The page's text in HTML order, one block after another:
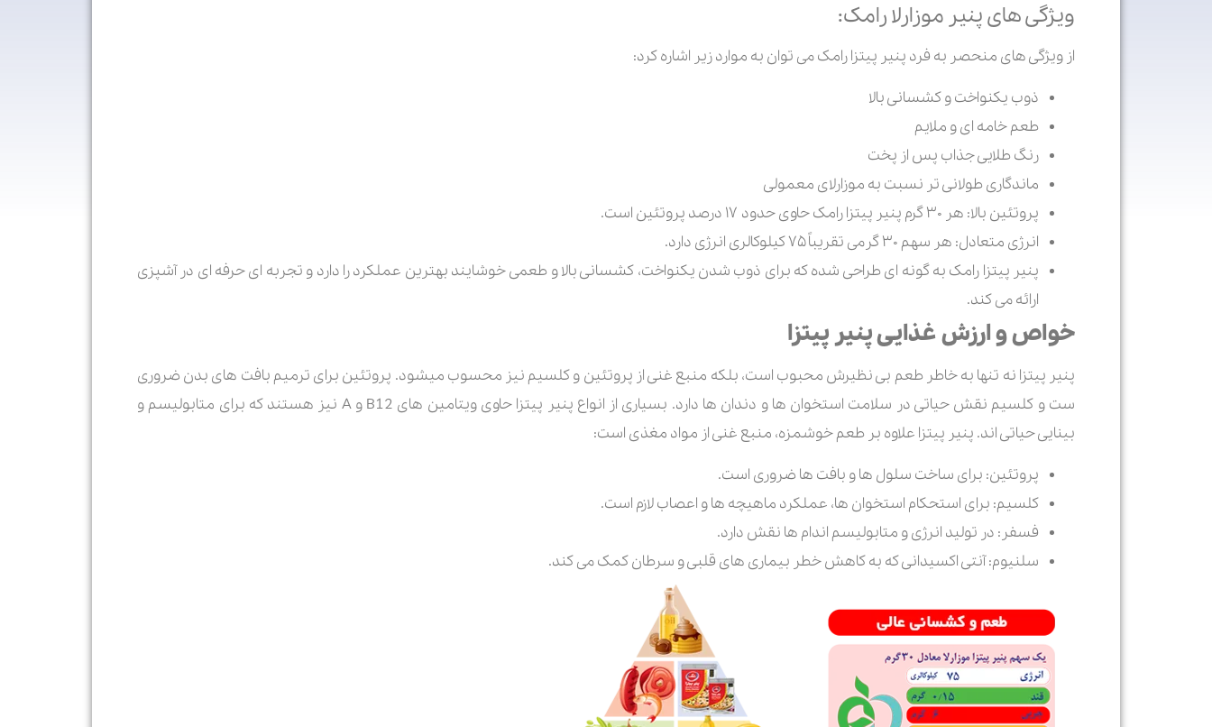
ویژگی های پنیر موزارلا رامک:
از ویژگی های منحصر به فرد پنیر پیتزا رامک می توان به موارد زیر اشاره کرد:
ذوب یکنواخت و کشسانی بالا
طعم خامه ای و ملایم
رنگ طلایی جذاب پس از پخت
ماندگاری طولانی تر نسبت به موزارلای معمولی
پروتئین بالا: هر ۳۰ گرم پنیر پیتزا رامک حاوی حدود ۱۷ درصد پروتئین است.
انرژی متعادل: هر سهم ۳۰ گرمی تقریباً ۷۵ کیلوکالری انرژی دارد.
پنیر پیتزا رامک به گونه ای طراحی شده که برای ذوب شدن یکنواخت، کشسانی بالا و طعمی خوشایند بهترین عملکرد را دارد و تجربه ای حرفه ای در آشپزی
ارائه می کند.
خواص و ارزش غذایی پنیر پیتزا
پنیر پیتزا نه تنها به خاطر طعم بی نظیرش محبوب است، بلکه منبع غنی از پروتئین و کلسیم نیز محسوب می‎شود. پروتئین برای ترمیم بافت های بدن ضروری
ست و کلسیم نقش حیاتی در سلامت استخوان ها و دندان ها دارد. بسیاری از انواع پنیر پیتزا حاوی ویتامین های B12 و A نیز هستند که برای متابولیسم و
بینایی حیاتی اند. پنیر پیتزا علاوه بر طعم خوشمزه، منبع غنی از مواد مغذی است:
پروتئین: برای ساخت سلول ها و بافت ها ضروری است.
کلسیم: برای استحکام استخوان ها، عملکرد ماهیچه ها و اعصاب لازم است.
فسفر: در تولید انرژی و متابولیسم اندام ها نقش دارد.
سلنیوم: آنتی اکسیدانی که به کاهش خطر بیماری های قلبی و سرطان کمک می کند.